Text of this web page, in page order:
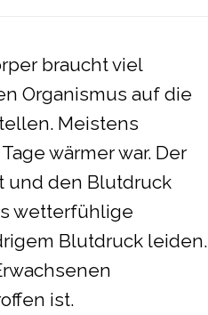
braucht viel
Organismus auf die
Meistens
wärmer war. Der
und den Blutdruck
wetterfühlige
Blutdruck leiden.
ist.